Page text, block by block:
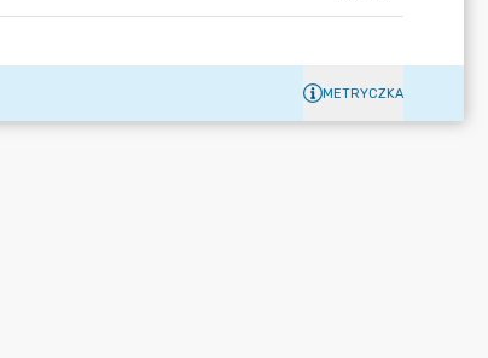
METRYCZKA